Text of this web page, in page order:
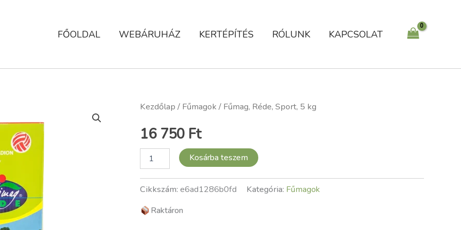
FŐOLDAL WEBÁRUHÁZ KERTÉPÍTÉS RÓLUNK KAPCSOLAT
Kezdőlap / Fűmagok / Fűmag, Réde, Sport, 5 kg
16 750 Ft
Fűmag,
5
mennyiség
Kosárba teszem
Cikkszám: e6ad1286b0fd Kategória: Fűmagok
Raktáron